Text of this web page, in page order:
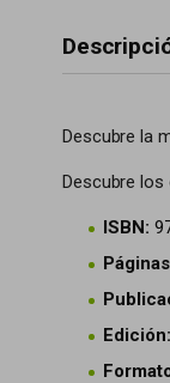
Descubre la
Descubre los
ISBN:
Edición: